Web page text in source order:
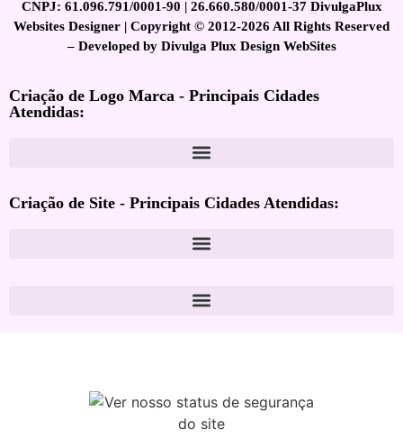
CNPJ: 61.096.791/0001-90 | 26.660.580/0001-37 DivulgaPlux
Websites Designer | Copyright © 2012-2026 All Rights Reserved
– Developed by Divulga Plux Design WebSites
Criação de Logo Marca - Principais Cidades
Atendidas:
Criação de Site - Principais Cidades Atendidas: